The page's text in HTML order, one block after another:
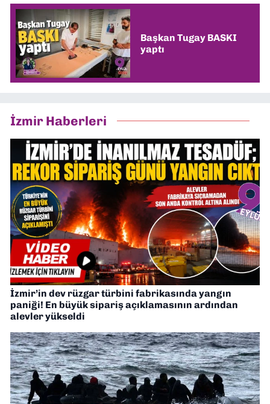
Başkan Tugay BASKI
yaptı
İzmir Haberleri
İzmir’in dev rüzgar türbini fabrikasında yangın
paniği! En büyük sipariş açıklamasının ardından
alevler yükseldi